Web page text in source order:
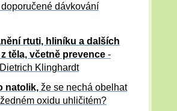
dávkování
rtuti, hliníku a dalších
těla, včetně prevence -
Klinghardt
natolik, že se nechá obelhat
oxidu uhličitém?